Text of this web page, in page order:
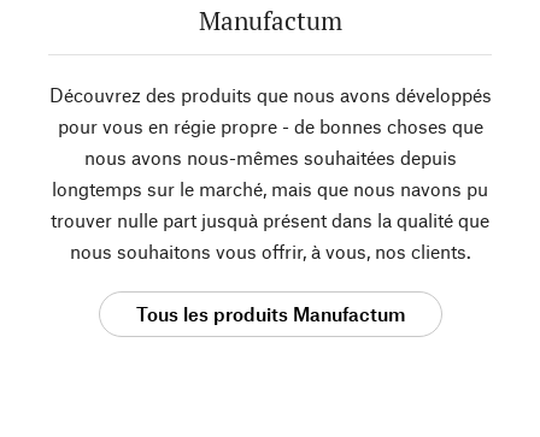
Manufactum
Découvrez des produits que nous avons développés
pour vous en régie propre - de bonnes choses que
nous avons nous-mêmes souhaitées depuis
longtemps sur le marché, mais que nous navons pu
trouver nulle part jusquà présent dans la qualité que
nous souhaitons vous offrir, à vous, nos clients.
Tous les produits Manufactum